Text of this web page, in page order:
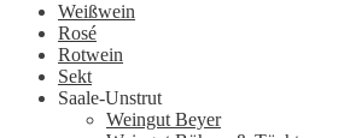
Weißwein
Rosé
Rotwein
Sekt
Saale-Unstrut
Weingut Beyer